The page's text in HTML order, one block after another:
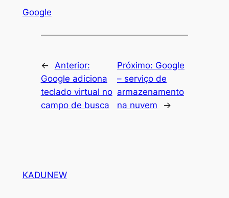
Google
← Anterior:
Google adiciona
teclado virtual no
campo de busca
Próximo: Google
– serviço de
armazenamento
na nuvem
→
KADUNEW